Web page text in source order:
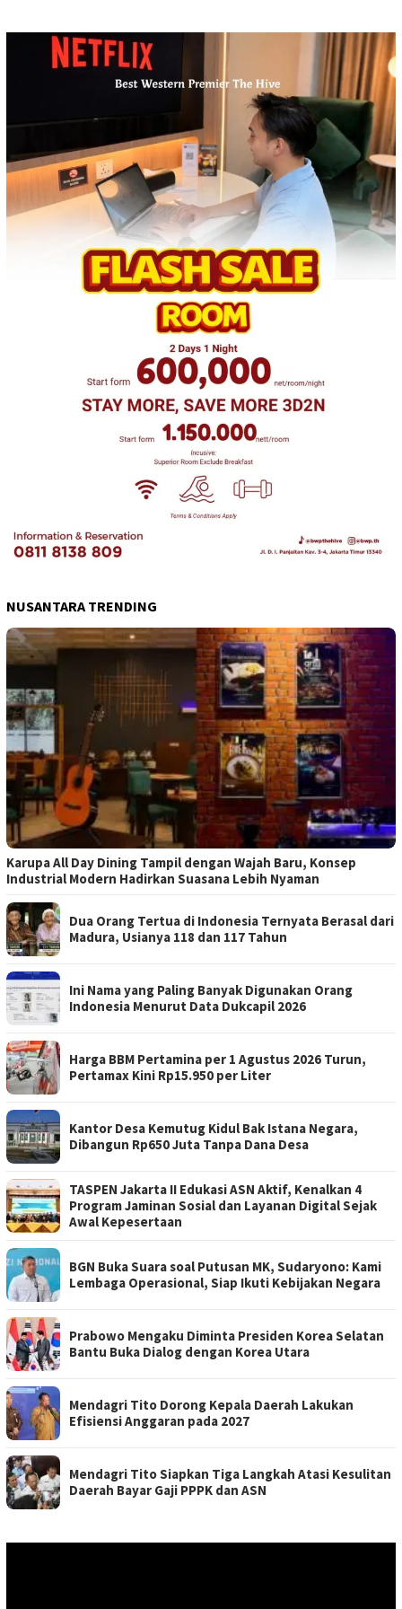
NUSANTARA TRENDING
Karupa All Day Dining Tampil dengan Wajah Baru, Konsep
Industrial Modern Hadirkan Suasana Lebih Nyaman
Dua Orang Tertua di Indonesia Ternyata Berasal dari
Madura, Usianya 118 dan 117 Tahun
Ini Nama yang Paling Banyak Digunakan Orang
Indonesia Menurut Data Dukcapil 2026
Harga BBM Pertamina per 1 Agustus 2026 Turun,
Pertamax Kini Rp15.950 per Liter
Kantor Desa Kemutug Kidul Bak Istana Negara,
Dibangun Rp650 Juta Tanpa Dana Desa
TASPEN Jakarta II Edukasi ASN Aktif, Kenalkan 4
Program Jaminan Sosial dan Layanan Digital Sejak
Awal Kepesertaan
BGN Buka Suara soal Putusan MK, Sudaryono: Kami
Lembaga Operasional, Siap Ikuti Kebijakan Negara
Prabowo Mengaku Diminta Presiden Korea Selatan
Bantu Buka Dialog dengan Korea Utara
Mendagri Tito Dorong Kepala Daerah Lakukan
Efisiensi Anggaran pada 2027
Mendagri Tito Siapkan Tiga Langkah Atasi Kesulitan
Daerah Bayar Gaji PPPK dan ASN